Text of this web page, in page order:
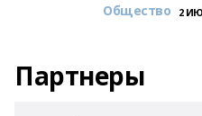
Общество 2
Партнеры